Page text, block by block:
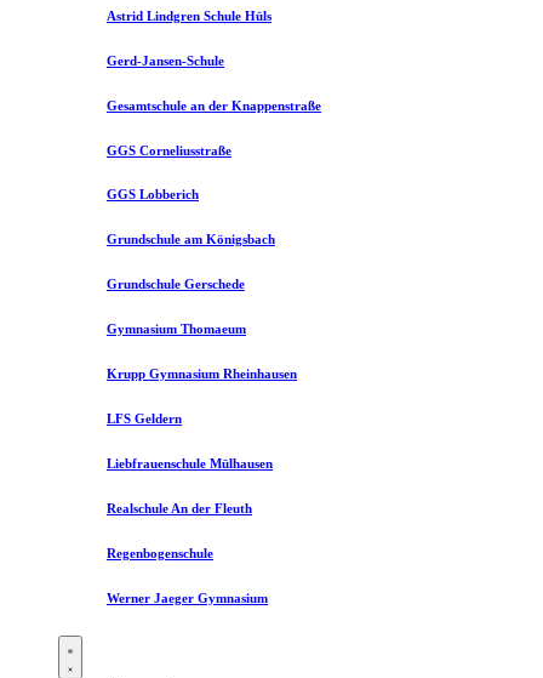
Astrid Lindgren Schule Hüls
Gerd-Jansen-Schule
Gesamtschule an der Knappenstraße
GGS Corneliusstraße
GGS Lobberich
Grundschule am Königsbach
Grundschule Gerschede
Gymnasium Thomaeum
Krupp Gymnasium Rheinhausen
LFS Geldern
Liebfrauenschule Mülhausen​
Realschule An der Fleuth
Regenbogenschule
Werner Jaeger Gymnasium